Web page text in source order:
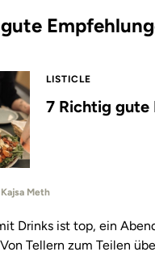
LISTICLE
7 Richtig gute
Meth
Drinks ist top, ein
Tellern zum Teilen